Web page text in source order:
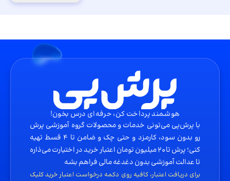
یکی از پرطرفدارترین خدمات ما،خرید بسته معلم خصوصی از پرشهست.
با این شرایط ویژه، دیگه نیازی نیست نگران هزینه‌های سنگین آموزش
باشین. با
خرید اقساطی بسته معلم خصوصی
، بهترین اساتید رو به خونه
می‌برین و تمرکزتون فقط روی درس خوندن و موفقیت خواهد بود.
با طرحپرش ۴ قسطه
می‌تونین هزینه خرید محصولات رو خیلی راحت
مدیریت کنین. دیگه لازم نیست نگران پرداخت یک‌جای مبلغ باشین؛ چون
خرید در ۴ قسط
به شما اجازه میده هزینه رو مرحله‌به‌مرحله پرداخت کنین.
این مدل بازپرداخت آسان باعث میشه برنامه‌ریزی مالی خانواده‌ها به هم
هوشمند پرداخت کن، حرفه‌ای درس بخون!
با پرش‌پی می‌تونی خدمات و محصولات گروه آموزشی پرش
رو بدون سود، کارمزد و حتی چک و ضامن تا ۴ قسط تهیه
کنی؛ پرش تا ۲۰ میلیون تومان اعتبار خرید در اختیارت می‌ذاره
تا عدالت آموزشی بدون دغدغه مالی فراهم بشه
برای دریافت اعتبار، کافیه روی دکمه درخواست اعتبار خرید کلیک